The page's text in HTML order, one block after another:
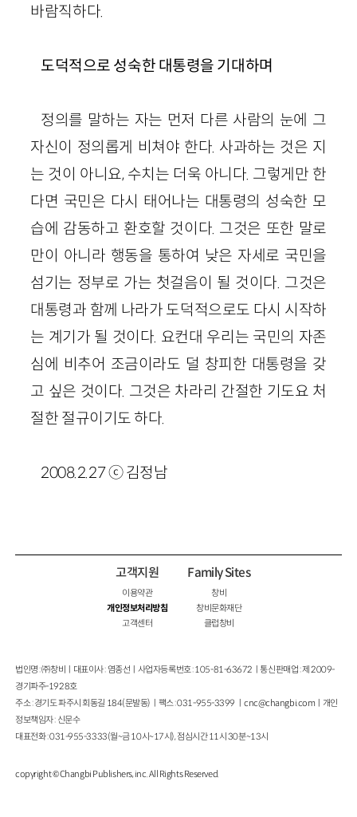
바람직하다.
도덕적으로 성숙한 대통령을 기대하며
정의를 말하는 자는 먼저 다른 사람의 눈에 그
자신이 정의롭게 비쳐야 한다. 사과하는 것은 지
는 것이 아니요, 수치는 더욱 아니다. 그렇게만 한
다면 국민은 다시 태어나는 대통령의 성숙한 모
습에 감동하고 환호할 것이다. 그것은 또한 말로
만이 아니라 행동을 통하여 낮은 자세로 국민을
섬기는 정부로 가는 첫걸음이 될 것이다. 그것은
대통령과 함께 나라가 도덕적으로도 다시 시작하
는 계기가 될 것이다. 요컨대 우리는 국민의 자존
심에 비추어 조금이라도 덜 창피한 대통령을 갖
고 싶은 것이다. 그것은 차라리 간절한 기도요 처
절한 절규이기도 하다.
2008.2.27 ⓒ 김정남
고객지원
이용약관
개인정보처리방침
고객센터
Family Sites
창비
창비문화재단
클럽창비
법인명 : ㈜창비ㅣ대표이사 : 염종선ㅣ사업자등록번호 : 105-81-63672ㅣ통신판매업 : 제 2009-
경기파주-1928호
주소 : 경기도 파주시 회동길 184(문발동)ㅣ팩스 : 031-955-3399 ㅣcnc@changbi.com ㅣ개인
정보책임자 : 신문수
대표전화 : 031-955-3333(월~금 10시~17시), 점심시간 11시 30분~13시
copyright © Changbi Publishers, inc. All Rights Reserved.